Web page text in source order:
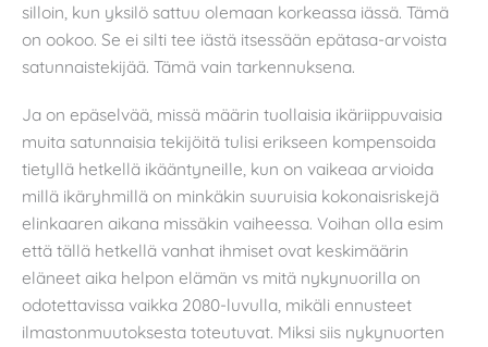
silloin, kun yksilö sattuu olemaan korkeassa iässä. Tämä
on ookoo. Se ei silti tee iästä itsessään epätasa-arvoista
satunnaistekijää. Tämä vain tarkennuksena.
Ja on epäselvää, missä määrin tuollaisia ikäriippuvaisia
muita satunnaisia tekijöitä tulisi erikseen kompensoida
tietyllä hetkellä ikääntyneille, kun on vaikeaa arvioida
millä ikäryhmillä on minkäkin suuruisia kokonaisriskejä
elinkaaren aikana missäkin vaiheessa. Voihan olla esim
että tällä hetkellä vanhat ihmiset ovat keskimäärin
eläneet aika helpon elämän vs mitä nykynuorilla on
odotettavissa vaikka 2080-luvulla, mikäli ennusteet
ilmastonmuutoksesta toteutuvat. Miksi siis nykynuorten